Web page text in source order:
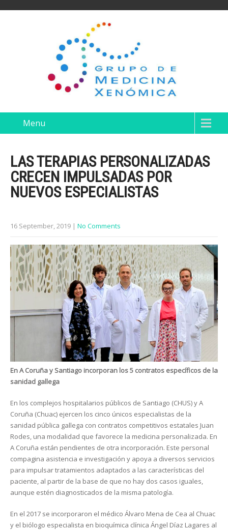
Menu
LAS TERAPIAS PERSONALIZADAS
CRECEN IMPULSADAS POR
NUEVOS ESPECIALISTAS
16 September, 2019 | No Comments
En A Coruña y Santiago incorporan los 5 contratos específicos de la
sanidad gallega
En los complejos hospitalarios públicos de Santiago (CHUS) y A
Coruña (Chuac) ejercen los cinco únicos especialistas de la
sanidad pública gallega con contratos competitivos estatales Juan
Rodes, una modalidad que favorece la medicina personalizada. En
A Coruña están pendientes de otra incorporación. Este personal
compagina asistencia e investigación y apoya a diversos servicios
para impulsar tratamientos adaptados a las características del
paciente, al partir de la base de que no hay dos casos iguales,
aunque estén diagnosticados de la misma patología.
En el 2017 se incorporaron el médico Álvaro Mena de Cea al Chuac
y el biólogo especialista en bioquímica clínica Ángel Díaz Lagares al